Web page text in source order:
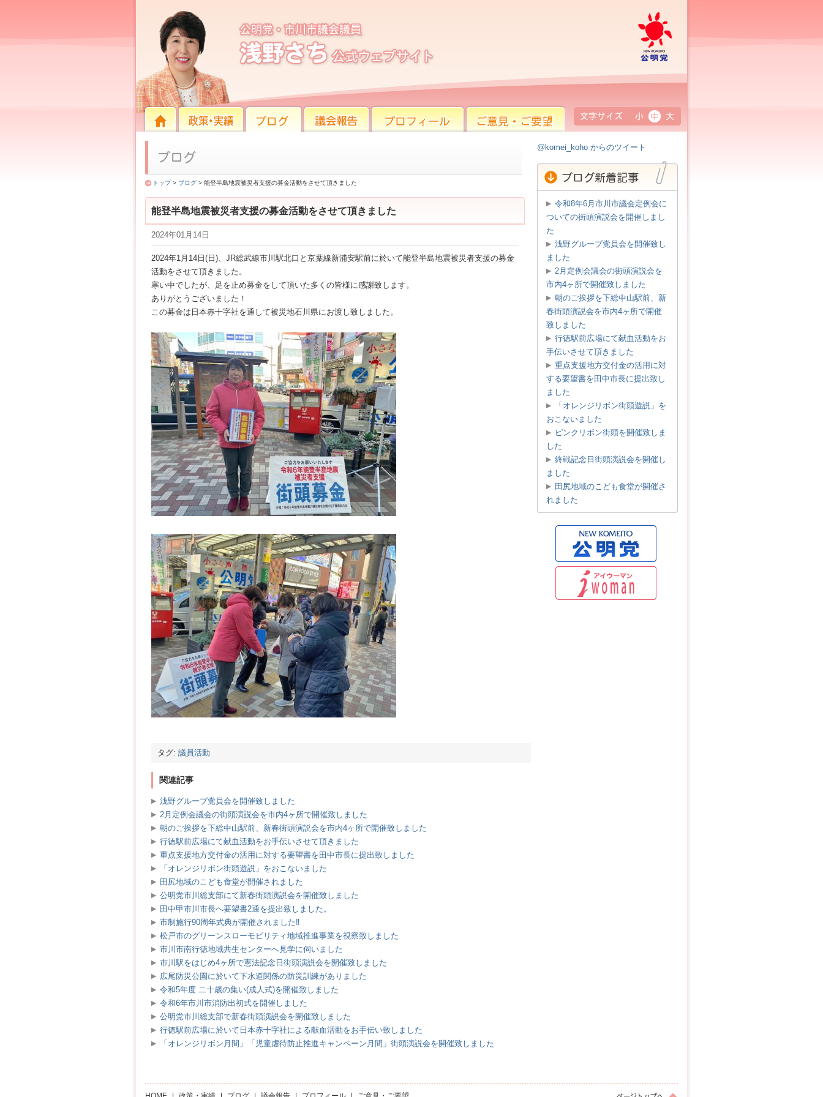
能登半島地震被災者支援の募金活動をさせて頂きました
トップ> ブログ > 能登半島地震被災者支援の募金活動をさせて頂きました
能登半島地震被災者支援の募金活動をさせて頂きました
2024年01月14日
2024年1月14日(日)、JR総武線市川駅北口と京葉線新浦安駅前に於いて能登半島地震被災者支援の募金
活動をさせて頂きました。
寒い中でしたが、足を止め募金をして頂いた多くの皆様に感謝致します。
ありがとうございました！
この募金は日本赤十字社を通して被災地石川県にお渡し致しました。
タグ: 議員活動
関連記事
浅野グループ党員会を開催致しました
2月定例会議会の街頭演説会を市内4ヶ所で開催致しました
朝のご挨拶を下総中山駅前、新春街頭演説会を市内4ヶ所で開催致しました
行徳駅前広場にて献血活動をお手伝いさせて頂きました
重点支援地方交付金の活用に対する要望書を田中市長に提出致しました
「オレンジリボン街頭遊説」をおこないました
田尻地域のこども食堂が開催されました
公明党市川総支部にて新春街頭演説会を開催致しました
田中甲市川市長へ要望書2通を提出致しました。
市制施行90周年式典が開催されました‼️
松戸市のグリーンスローモビリティ地域推進事業を視察致しました
市川市南行徳地域共生センターへ見学に伺いました
市川駅をはじめ4ヶ所で憲法記念日街頭演説会を開催致しました
広尾防災公園に於いて下水道関係の防災訓練がありました
令和5年度 二十歳の集い(成人式)を開催致しました
令和6年市川市消防出初式を開催しました
公明党市川総支部で新春街頭演説会を開催致しました
行徳駅前広場に於いて日本赤十字社による献血活動をお手伝い致しました
「オレンジリボン月間」「児童虐待防止推進キャンペーン月間」街頭演説会を開催致しました
@komei_koho からのツイート
令和8年6月市川市議会定例会に
ついての街頭演説会を開催しまし
た
浅野グループ党員会を開催致し
ました
2月定例会議会の街頭演説会を
市内4ヶ所で開催致しました
朝のご挨拶を下総中山駅前、新
春街頭演説会を市内4ヶ所で開催
致しました
行徳駅前広場にて献血活動をお
手伝いさせて頂きました
重点支援地方交付金の活用に対
する要望書を田中市長に提出致し
ました
「オレンジリボン街頭遊説」を
おこないました
ピンクリボン街頭を開催致しま
した
終戦記念日街頭演説会を開催し
ました
田尻地域のこども食堂が開催さ
れました
HOME 公明党
HOME